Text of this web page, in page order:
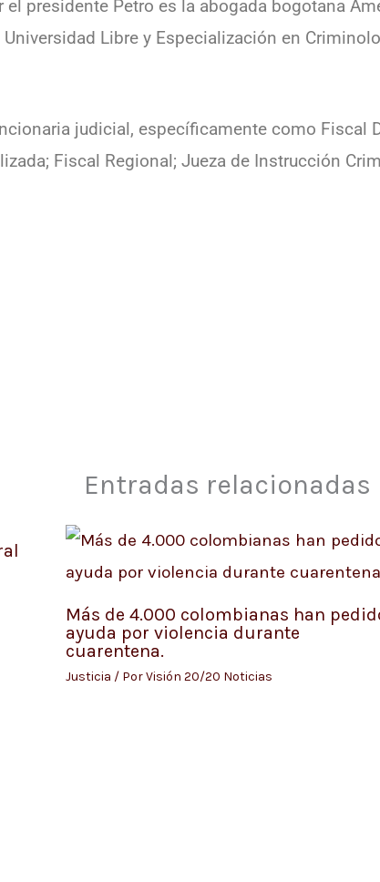
presidente Petro es la abogada bogotana
Libre y Especialización en
judicial, específicamente como Fiscal
Fiscal Regional; Jueza de Instrucción
Entradas relacionadas
Más de 4.000 colombianas han
ayuda por violencia durante
cuarentena.
Justicia / PorVisión 20/20 Noticias